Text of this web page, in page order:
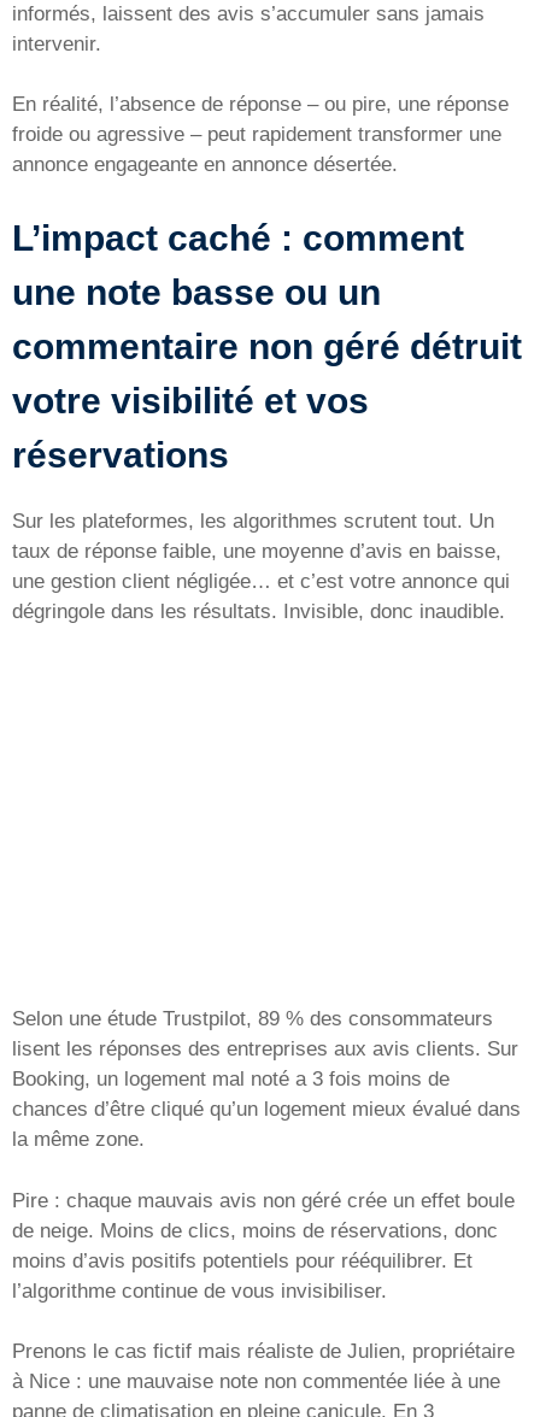
informés, laissent des avis s’accumuler sans jamais
intervenir.
En réalité, l’absence de réponse – ou pire, une réponse
froide ou agressive – peut rapidement transformer une
annonce engageante en annonce désertée.
L’impact caché : comment
une note basse ou un
commentaire non géré détruit
votre visibilité et vos
réservations
Sur les plateformes, les algorithmes scrutent tout. Un
taux de réponse faible, une moyenne d’avis en baisse,
une gestion client négligée… et c’est votre annonce qui
dégringole dans les résultats. Invisible, donc inaudible.
Selon une étude Trustpilot, 89 % des consommateurs
lisent les réponses des entreprises aux avis clients. Sur
Booking, un logement mal noté a 3 fois moins de
chances d’être cliqué qu’un logement mieux évalué dans
la même zone.
Pire : chaque mauvais avis non géré crée un effet boule
de neige. Moins de clics, moins de réservations, donc
moins d’avis positifs potentiels pour rééquilibrer. Et
l’algorithme continue de vous invisibiliser.
Prenons le cas fictif mais réaliste de Julien, propriétaire
à Nice : une mauvaise note non commentée liée à une
panne de climatisation en pleine canicule. En 3